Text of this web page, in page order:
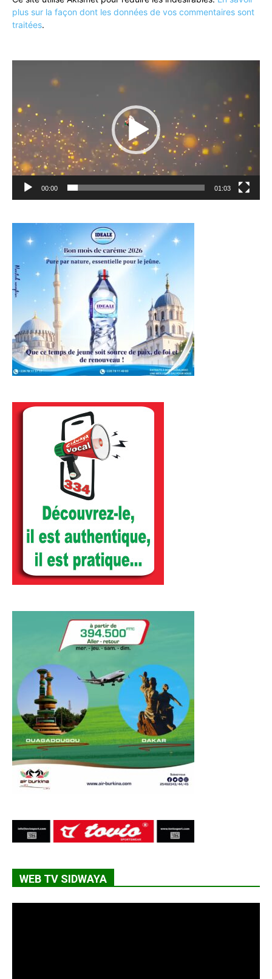
plus sur la façon dont les données de vos commentaires sont
traitées.
00:00 01:03
WEB TV SIDWAYA